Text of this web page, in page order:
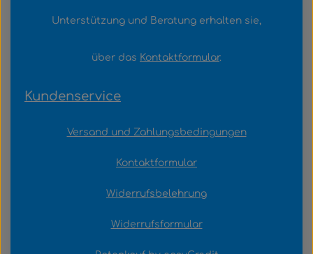
Unterstützung und Beratung erhalten sie,
über das Kontaktformular.
Kundenservice
Versand und Zahlungsbedingungen
Kontaktformular
Widerrufsbelehrung
Widerrufsformular